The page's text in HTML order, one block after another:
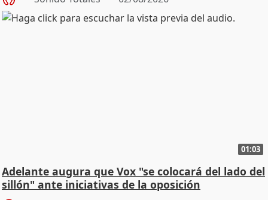
01:03
Adelante augura que Vox "se colocará del lado del
sillón" ante iniciativas de la oposición